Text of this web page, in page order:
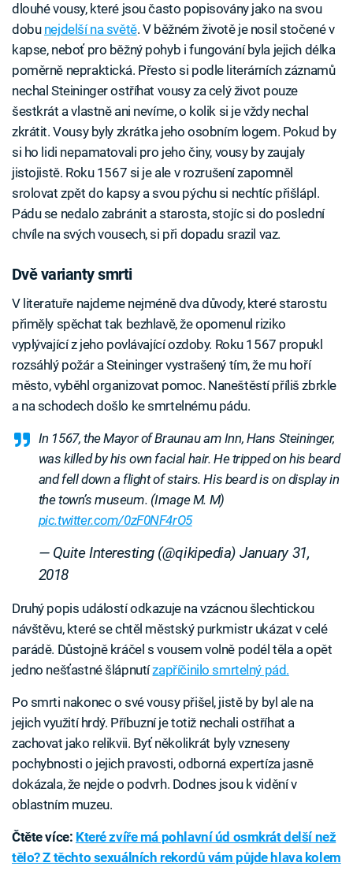
dlouhé vousy, které jsou často popisovány jako na svou
dobu nejdelší na světě. V běžném životě je nosil stočené v
kapse, neboť pro běžný pohyb i fungování byla jejich délka
poměrně nepraktická. Přesto si podle literárních záznamů
nechal Steininger ostříhat vousy za celý život pouze
šestkrát a vlastně ani nevíme, o kolik si je vždy nechal
zkrátit. Vousy byly zkrátka jeho osobním logem. Pokud by
si ho lidi nepamatovali pro jeho činy, vousy by zaujaly
jistojistě. Roku 1567 si je ale v rozrušení zapomněl
srolovat zpět do kapsy a svou pýchu si nechtíc přišlápl.
Pádu se nedalo zabránit a starosta, stojíc si do poslední
chvíle na svých vousech, si při dopadu srazil vaz.
Dvě varianty smrti
V literatuře najdeme nejméně dva důvody, které starostu
přiměly spěchat tak bezhlavě, že opomenul riziko
vyplývající z jeho povlávající ozdoby. Roku 1567 propukl
rozsáhlý požár a Steininger vystrašený tím, že mu hoří
město, vyběhl organizovat pomoc. Naneštěstí příliš zbrkle
a na schodech došlo ke smrtelnému pádu.
In 1567, the Mayor of Braunau am Inn, Hans Steininger,
was killed by his own facial hair. He tripped on his beard
and fell down a flight of stairs. His beard is on display in
the town’s museum. (Image M. M)
pic.twitter.com/0zF0NF4rO5
— Quite Interesting (@qikipedia)January 31,
2018
Druhý popis událostí odkazuje na vzácnou šlechtickou
návštěvu, které se chtěl městský purkmistr ukázat v celé
parádě. Důstojně kráčel s vousem volně podél těla a opět
jedno nešťastné šlápnutízapříčinilo smrtelný pád.
Po smrti nakonec o své vousy přišel, jistě by byl ale na
jejich využití hrdý. Příbuzní je totiž nechali ostříhat a
zachovat jako relikvii. Byť několikrát byly vzneseny
pochybnosti o jejich pravosti, odborná expertíza jasně
dokázala, že nejde o podvrh. Dodnes jsou k vidění v
oblastním muzeu.
Čtěte více: Které zvíře má pohlavní úd osmkrát delší než
tělo? Z těchto sexuálních rekordů vám půjde hlava kolem